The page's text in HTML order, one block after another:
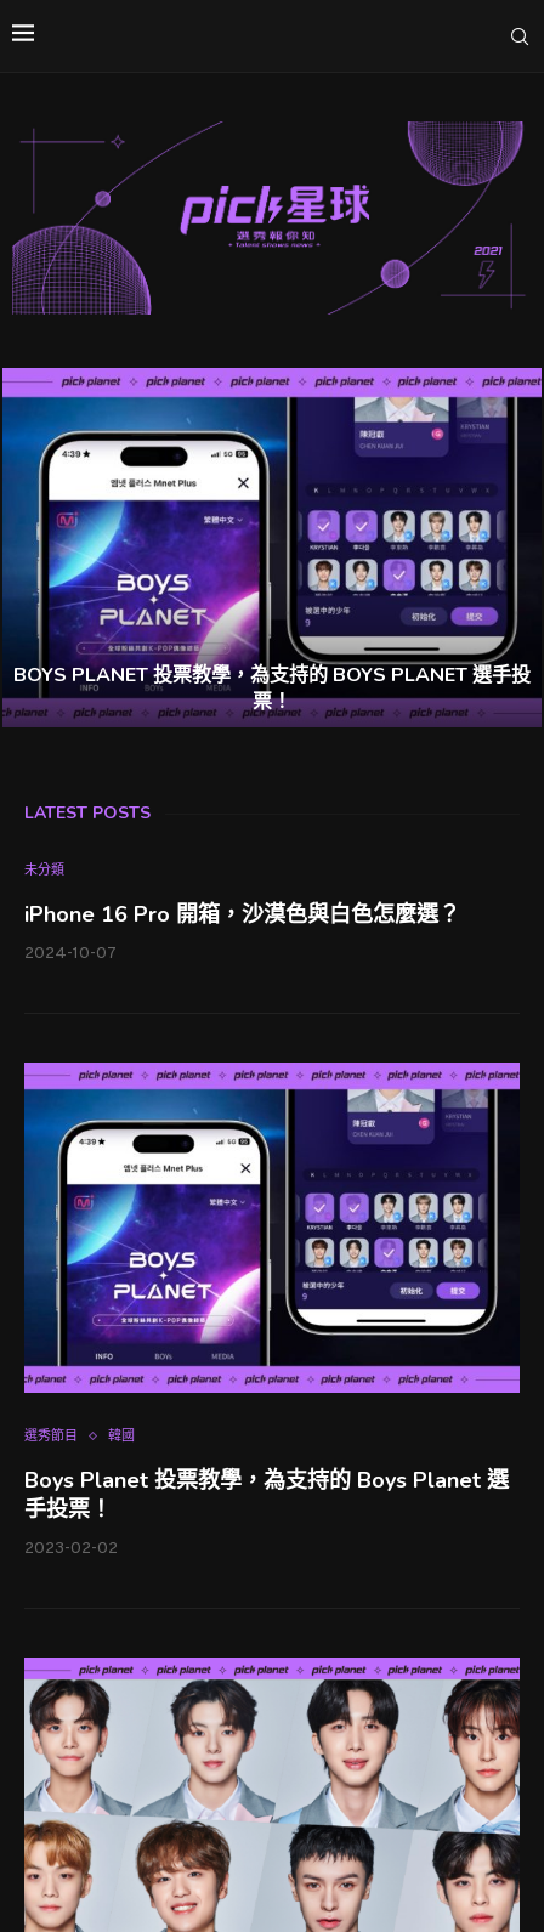
BOYS PLANET 投票教學，為支持的 BOYS PLANET 選手投
票！
LATEST POSTS
未分類
iPhone 16 Pro 開箱，沙漠色與白色怎麼選？
2024-10-07
選秀節目 韓國
Boys Planet 投票教學，為支持的 Boys Planet 選
手投票！
2023-02-02